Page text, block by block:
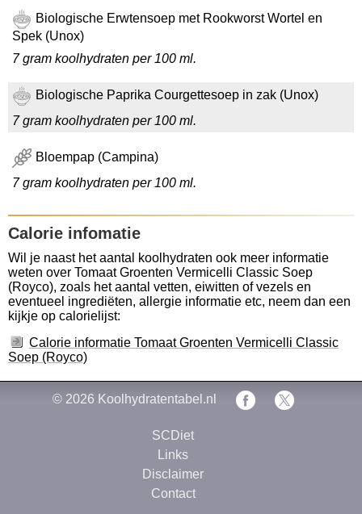
Biologische Erwtensoep met Rookworst Wortel en
Spek (Unox)
7 gram koolhydraten per 100 ml.
Biologische Paprika Courgettesoep in zak (Unox)
7 gram koolhydraten per 100 ml.
Bloempap (Campina)
7 gram koolhydraten per 100 ml.
Calorie infomatie
Wil je naast het aantal koolhydraten ook meer informatie
weten over Tomaat Groenten Vermicelli Classic Soep
(Royco), zoals het aantal vetten, eiwitten of vezels en
eventueel ingrediëten, allergie informatie etc, neem dan een
kijkje op calorielijst:
Calorie informatie Tomaat Groenten Vermicelli Classic
Soep (Royco)
© 2026 Koolhydratentabel.nl
SCDiet
Links
Disclaimer
Contact